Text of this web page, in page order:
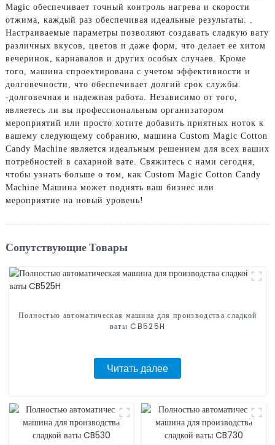
Magic обеспечивает точный контроль нагрева и скорости
отжима, каждый раз обеспечивая идеальные результаты. .
Настраиваемые параметры позволяют создавать сладкую вату
различных вкусов, цветов и даже форм, что делает ее хитом
вечеринок, карнавалов и других особых случаев. Кроме
того, машина спроектирована с учетом эффективности и
долговечности, что обеспечивает долгий срок службы.
-долговечная и надежная работа. Независимо от того,
являетесь ли вы профессиональным организатором
мероприятий или просто хотите добавить приятных ноток к
вашему следующему собранию, машина Custom Magic Cotton
Candy Machine является идеальным решением для всех ваших
потребностей в сахарной вате. Свяжитесь с нами сегодня,
чтобы узнать больше о том, как Custom Magic Cotton Candy
Machine Машина может поднять ваш бизнес или
мероприятие на новый уровень!
Сопутствующие Товары
Полностью автоматическая машина для производства сладкой
ваты CB525H
Читать далее